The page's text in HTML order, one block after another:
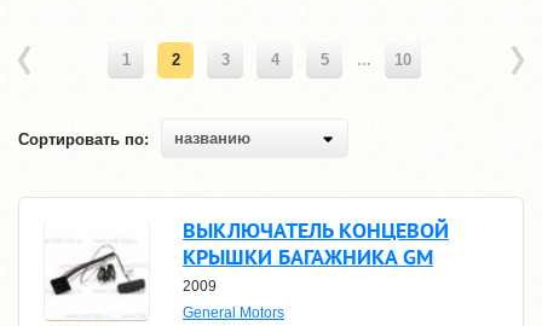
1 2 3 4 5 ... 10
Сортировать по: названию
ВЫКЛЮЧАТЕЛЬ КОНЦЕВОЙ
КРЫШКИ БАГАЖНИКА GM
2009
General Motors